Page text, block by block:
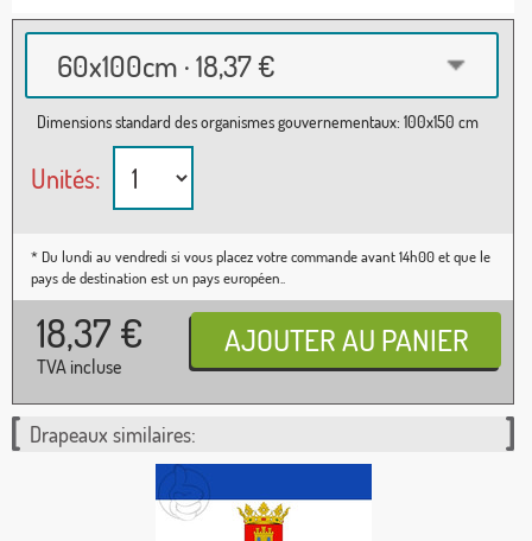
60x100cm · 18,37 €
Dimensions standard des organismes gouvernementaux: 100x150 cm
Unités:
* Du lundi au vendredi si vous placez votre commande avant 14h00 et que le
pays de destination est un pays européen..
18,37 €
TVA incluse
Drapeaux similaires: